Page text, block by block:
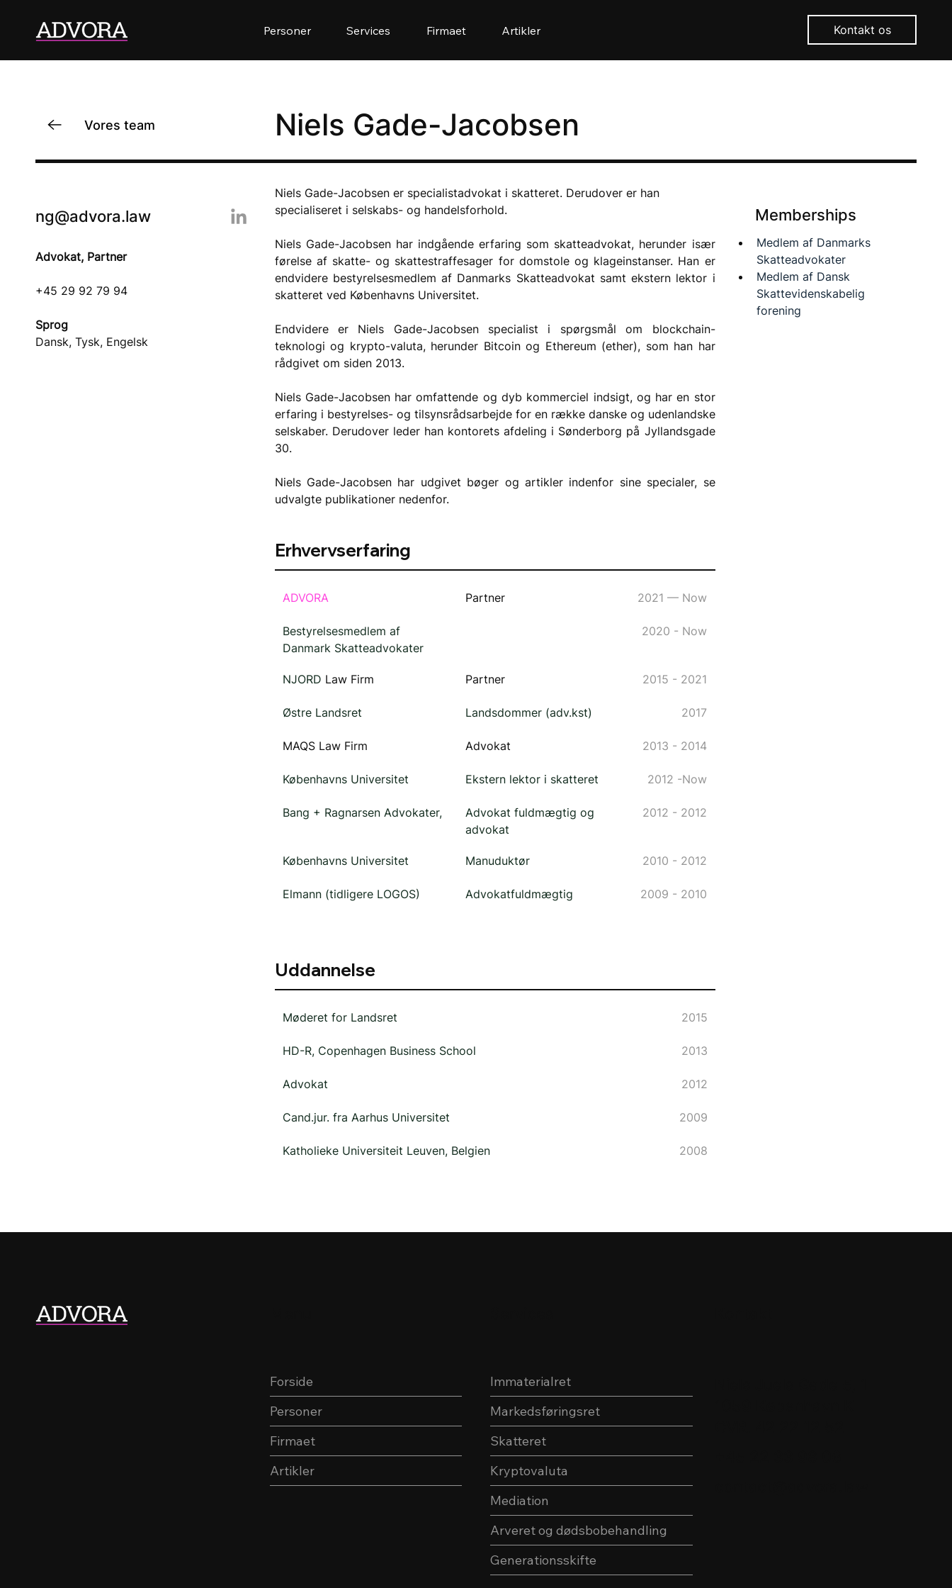
Personer Services Firmaet Artikler Kontakt os
Niels Gade-Jacobsen
Vores team
ng@advora.law
Advokat, Partner
+45 29 92 79 94
Sprog
Dansk, Tysk, Engelsk
Memberships
Medlem af Danmarks
Skatteadvokater
Medlem af Dansk
Skattevidenskabelig
forening
Niels Gade-Jacobsen er specialistadvokat i skatteret. Derudover er han
specialiseret i selskabs- og handelsforhold.
Niels Gade-Jacobsen har indgående erfaring som skatteadvokat, herunder især
førelse af skatte- og skattestraffesager for domstole og klageinstanser. Han er
endvidere bestyrelsesmedlem af Danmarks Skatteadvokat samt ekstern lektor i
skatteret ved Københavns Universitet.
Endvidere er Niels Gade-Jacobsen specialist i spørgsmål om blockchain-
teknologi og krypto-valuta, herunder Bitcoin og Ethereum (ether), som han har
rådgivet om siden 2013.
Niels Gade-Jacobsen har omfattende og dyb kommerciel indsigt, og har en stor
erfaring i bestyrelses- og tilsynsrådsarbejde for en række danske og udenlandske
selskaber. Derudover leder han kontorets afdeling i Sønderborg på Jyllandsgade
30.
Niels Gade-Jacobsen har udgivet bøger og artikler indenfor sine specialer, se
udvalgte publikationer nedenfor.
Erhvervserfaring
ADVORA Partner 2021 — Now
Bestyrelsesmedlem af
Danmark Skatteadvokater
2020 - Now
NJORD Law Firm Partner 2015 - 2021
Østre Landsret Landsdommer (adv.kst) 2017
MAQS Law Firm Advokat 2013 - 2014
Københavns Universitet Ekstern lektor i skatteret 2012 -Now
Bang + Ragnarsen Advokater,
Advokat fuldmægtig og
advokat
2012 - 2012
Københavns Universitet Manuduktør 2010 - 2012
Elmann (tidligere LOGOS) Advokatfuldmægtig 2009 - 2010
Uddannelse
Møderet for Landsret 2015
HD-R, Copenhagen Business School 2013
Advokat 2012
Cand.jur. fra Aarhus Universitet 2009
Katholieke Universiteit Leuven, Belgien 2008
Artikler
Firmaet
Personer
Forside
Immaterialret
Markedsføringsret
Skatteret
Kryptovaluta
Mediation
Arveret og dødsbobehandling
Generationsskifte